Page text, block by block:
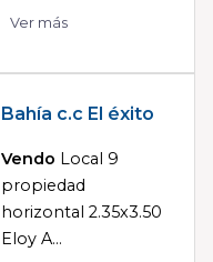
Ver más
Bahía c.c El éxito
Vendo Local 9
propiedad
horizontal 2.35x3.50
Eloy A...